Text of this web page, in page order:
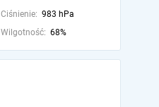
Ciśnienie: 983 hPa
Wilgotność: 68%